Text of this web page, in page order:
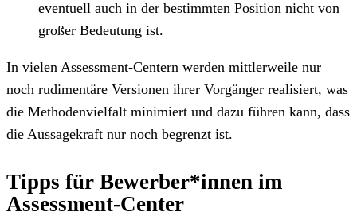
eventuell auch in der bestimmten Position nicht von
großer Bedeutung ist.
In vielen Assessment-Centern werden mittlerweile nur
noch rudimentäre Versionen ihrer Vorgänger realisiert, was
die Methodenvielfalt minimiert und dazu führen kann, dass
die Aussagekraft nur noch begrenzt ist.
Tipps für Bewerber*innen im
Assessment-Center